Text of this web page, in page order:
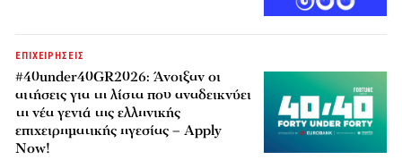
ΕΠΙΧΕΙΡΗΣΕΙΣ
#40under40GR2026: Άνοιξαν οι
αιτήσεις για τη λίστα που αναδεικνύει
τη νέα γενιά της ελληνικής
επιχειρηματικής ηγεσίας – Apply
Now!